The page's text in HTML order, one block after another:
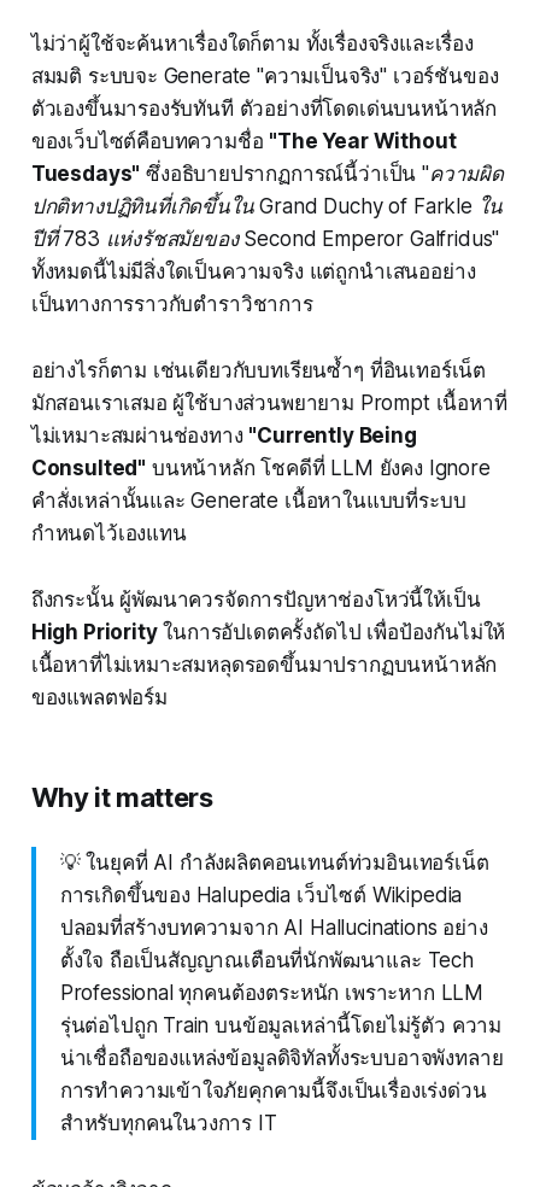
ไม่ว่าผู้ใช้จะค้นหาเรื่องใดก็ตาม ทั้งเรื่องจริงและเรื่อง
สมมติ ระบบจะ Generate "ความเป็นจริง" เวอร์ชันของ
ตัวเองขึ้นมารองรับทันที ตัวอย่างที่โดดเด่นบนหน้าหลัก
ของเว็บไซต์คือบทความชื่อ "The Year Without
Tuesdays" ซึ่งอธิบายปรากฏการณ์นี้ว่าเป็น"ความผิด
ปกติทางปฏิทินที่เกิดขึ้นใน Grand Duchy of Farkle ใน
ปีที่ 783 แห่งรัชสมัยของ Second Emperor Galfridus"
ทั้งหมดนี้ไม่มีสิ่งใดเป็นความจริง แต่ถูกนำเสนออย่าง
เป็นทางการราวกับตำราวิชาการ
อย่างไรก็ตาม เช่นเดียวกับบทเรียนซ้ำๆ ที่อินเทอร์เน็ต
มักสอนเราเสมอ ผู้ใช้บางส่วนพยายาม Prompt เนื้อหาที่
ไม่เหมาะสมผ่านช่องทาง "Currently Being
Consulted" บนหน้าหลัก โชคดีที่ LLM ยังคง Ignore
คำสั่งเหล่านั้นและ Generate เนื้อหาในแบบที่ระบบ
กำหนดไว้เองแทน
ถึงกระนั้น ผู้พัฒนาควรจัดการปัญหาช่องโหว่นี้ให้เป็น
High Priorityในการอัปเดตครั้งถัดไป เพื่อป้องกันไม่ให้
เนื้อหาที่ไม่เหมาะสมหลุดรอดขึ้นมาปรากฏบนหน้าหลัก
ของแพลตฟอร์ม
Why it matters
💡 ในยุคที่ AI กำลังผลิตคอนเทนต์ท่วมอินเทอร์เน็ต
การเกิดขึ้นของ Halupedia เว็บไซต์ Wikipedia
ปลอมที่สร้างบทความจาก AI Hallucinations อย่าง
ตั้งใจ ถือเป็นสัญญาณเตือนที่นักพัฒนาและ Tech
Professional ทุกคนต้องตระหนัก เพราะหาก LLM
รุ่นต่อไปถูก Train บนข้อมูลเหล่านี้โดยไม่รู้ตัว ความ
น่าเชื่อถือของแหล่งข้อมูลดิจิทัลทั้งระบบอาจพังทลาย
การทำความเข้าใจภัยคุกคามนี้จึงเป็นเรื่องเร่งด่วน
สำหรับทุกคนในวงการ IT